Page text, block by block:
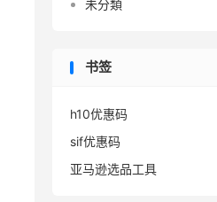
未分類
书签
h10优惠码
sif优惠码
亚马逊选品工具